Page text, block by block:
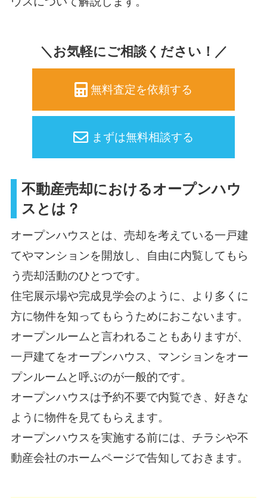
＼お気軽にご相談ください！／
無料査定を依頼する
まずは無料相談する
不動産売却におけるオープンハウ
スとは？
オープンハウスとは、売却を考えている一戸建
てやマンションを開放し、自由に内覧してもら
う売却活動のひとつです。
住宅展示場や完成見学会のように、より多くに
方に物件を知ってもらうためにおこないます。
オープンルームと言われることもありますが、
一戸建てをオープンハウス、マンションをオー
プンルームと呼ぶのが一般的です。
オープンハウスは予約不要で内覧でき、好きな
ように物件を見てもらえます。
オープンハウスを実施する前には、チラシや不
動産会社のホームページで告知しておきます。